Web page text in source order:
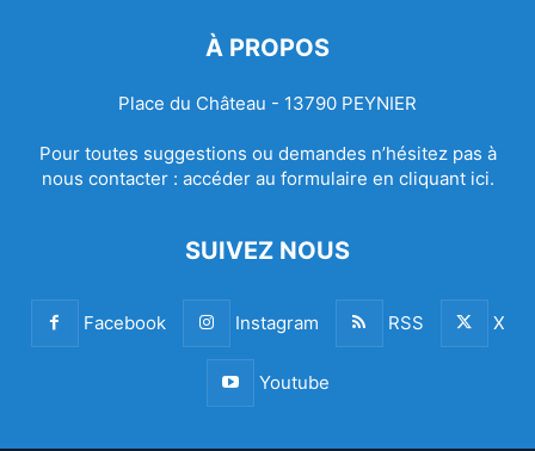
À PROPOS
Place du Château - 13790 PEYNIER
Pour toutes suggestions ou demandes n’hésitez pas à
nous contacter : accéder au formulaire en cliquant ici.
SUIVEZ NOUS
Facebook Instagram RSS X
Youtube